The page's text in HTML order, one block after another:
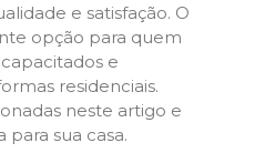
e satisfação. O
opção para quem
e
residenciais.
neste artigo e
para sua casa.